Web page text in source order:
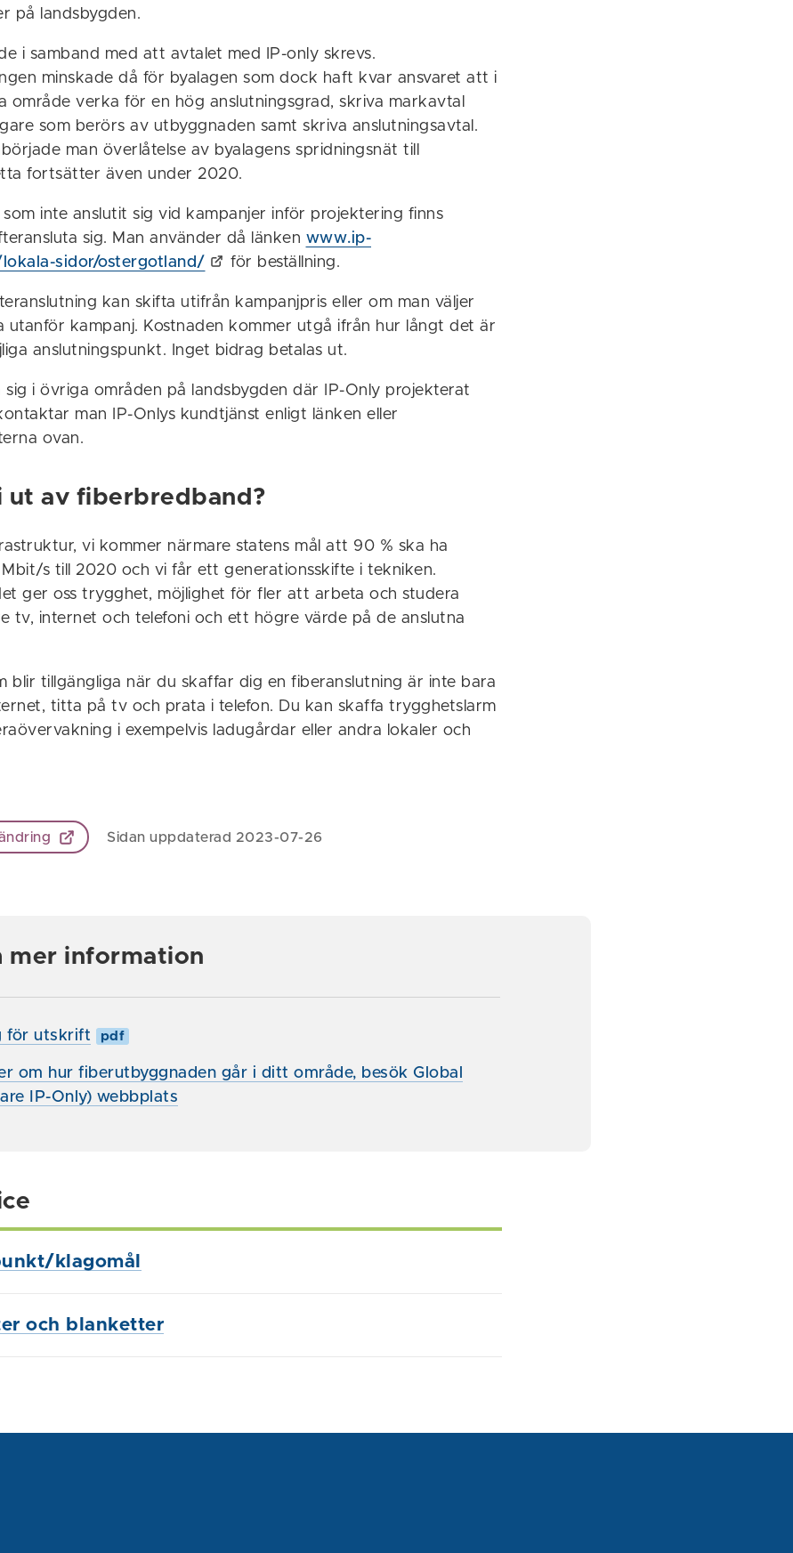
på landsbygden.
i samband med att avtalet med IP-only skrevs.
minskade då för byalagen som dock haft kvar ansvaret att i
område verka för en hög anslutningsgrad, skriva markavtal
som berörs av utbyggnaden samt skriva anslutningsavtal.
man överlåtelse av byalagens spridningsnät till
fortsätter även under 2020.
inte anslutit sig vid kampanjer inför projektering finns
sig. Man använder då länken www.ip-
sidor/ostergotland/
för beställning.
kan skifta utifrån kampanjpris eller om man väljer
utanför kampanj. Kostnaden kommer utgå ifrån hur långt det är
anslutningspunkt. Inget bidrag betalas ut.
sig i övriga områden på landsbygden där IP-Only projekterat
man IP-Onlys kundtjänst enligt länken eller
ovan.
ut av fiberbredband?
vi kommer närmare statens mål att 90 % ska ha
s till 2020 och vi får ett generationsskifte i tekniken.
ger oss trygghet, möjlighet för fler att arbeta och studera
tv, internet och telefoni och ett högre värde på de anslutna
blir tillgängliga när du skaffar dig en fiberanslutning är inte bara
titta på tv och prata i telefon. Du kan skaffa trygghetslarm
i exempelvis ladugårdar eller andra lokaler och
Sidan uppdaterad 2023-07-26
mer information
för utskrift pdf
om hur fiberutbyggnaden går i ditt område, besök Global
IP-Only) webbplats
klagomål
och blanketter